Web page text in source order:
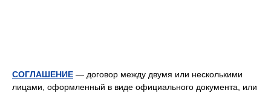
СОГЛАШЕНИЕ — договор между двумя или несколькими
лицами, оформленный в виде официального документа, или